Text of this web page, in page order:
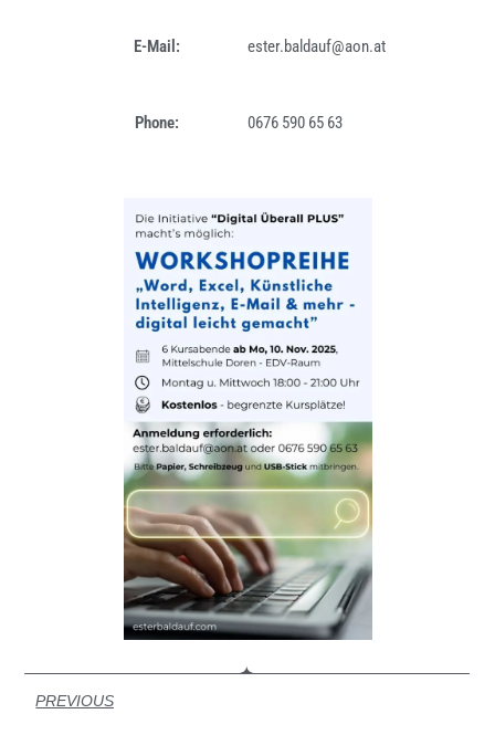
E-Mail: ester.baldauf@aon.at
Phone: 0676 590 65 63
PREVIOUS